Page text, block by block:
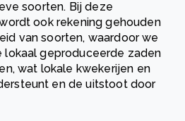
soorten. Bij deze
ook rekening gehouden
van soorten, waardoor we
lokaal geproduceerde zaden
wat lokale kwekerijen en
en de uitstoot door